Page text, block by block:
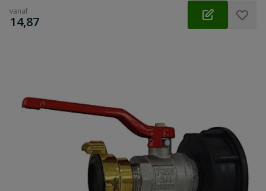
vanaf
€
14,87